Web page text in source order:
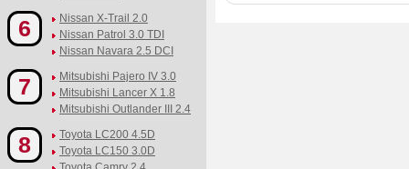
6
Nissan X-Trail 2.0
Nissan Patrol 3.0 TDI
Nissan Navara 2.5 DCI
7
Mitsubishi Pajero IV 3.0
Mitsubishi Lancer X 1.8
Mitsubishi Outlander III 2.4
8
Toyota LC200 4.5D
Toyota LC150 3.0D